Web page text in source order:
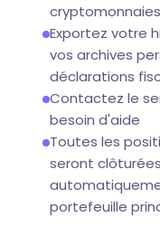
Exportez votre
vos archives
déclarations
Contactez le
besoin d'aide
Toutes les
seront
portefeuille